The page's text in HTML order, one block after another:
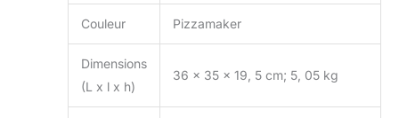
Couleur Pizzamaker
Dimensions
(L x l x h)
36 x 35 x 19, 5 cm; 5, 05 kg